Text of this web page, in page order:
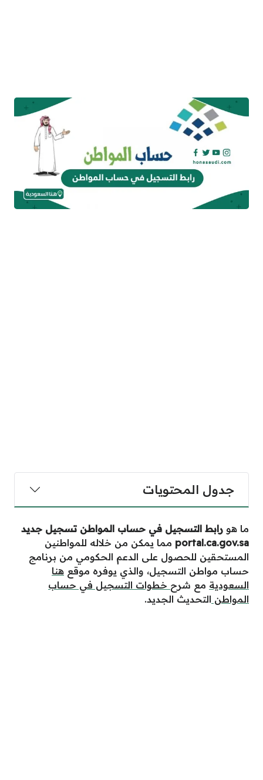
جدول المحتويات
ما هو رابط التسجيل في حساب المواطن تسجيل جديد
portal.ca.gov.sa مما يمكن من خلاله للمواطنين
المستحقين للحصول على الدعم الحكومي من برنامج
حساب مواطن التسجيل، والذي يوفره موقع هنا
السعودية مع شرح خطوات التسجيل في حساب
المواطن التحديث الجديد.